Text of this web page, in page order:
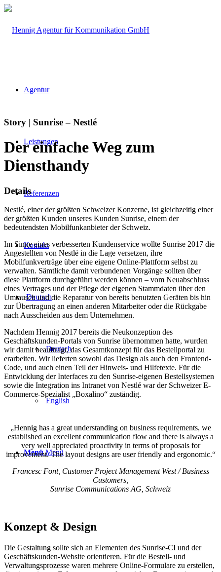
Agentur
Leistungen
Referenzen
Kontakt
Deutsch
Deutsch
English
Menü Menü
Story | Sunrise – Nestlé
Der einfache Weg zum
Diensthandy
Details
Nestlé, einer der größten Schweizer Konzerne, ist gleichzeitig einer
der größten Kunden unseres Kunden Sunrise, einem der
bedeutendsten Mobilfunkanbieter der Schweiz.
Im Sinne eines verbesserten Kundenservice wollte Sunrise 2017 die
Angestellten von Nestlé in die Lage versetzen, ihre
Mobilfunkverträge über eine eigene Online-Plattform selbst zu
verwalten. Sämtliche damit verbundenen Vorgänge sollten über
diese Plattform durchgeführt werden können – vom Neuabschluss
eines Vertrages und der Pflege der eigenen Stammdaten über den
Umtausch und die Reparatur von bereits benutzten Geräten bis hin
zur Übertragung an einen anderen Mitarbeiter oder die Rückgabe
nach Ausscheiden aus dem Unternehmen.
Nachdem Hennig 2017 bereits die Neukonzeption des
Geschäftskunden-Portals von Sunrise übernommen hatte, wurden
wir damit beauftragt, das Gesamtkonzept für das Bestellportal zu
erarbeiten. Wir lieferten sowohl das Design als auch den Frontend-
Code, und auch einen Teil der Hinweis- und Hilfetexte. Für die
Entwicklung der Interfaces zu den Sunrise-eigenen Bestellsystemen
sowie die Integration ins Intranet von Nestlé war der Schweizer E-
Commerce-Spezialist „Boxalino“ zuständig.
„Hennig has a great understanding on business requirements, we
established an excellent communication flow and there is always a
very well appreciated proactivity in terms of proposals for
improvement. The layout designs are user friendly and ergonomic.“
Francesc Font, Customer Project Management West / Business
Customers,
Sunrise Communications AG, Schweiz
Konzept & Design
Die Gestaltung sollte sich an Elementen des Sunrise-CI und der
Geschäftskunden-Website orientieren. Für die Bestell- und
Verwaltungsprozesse waren mehrere Online-Formulare zu erstellen,